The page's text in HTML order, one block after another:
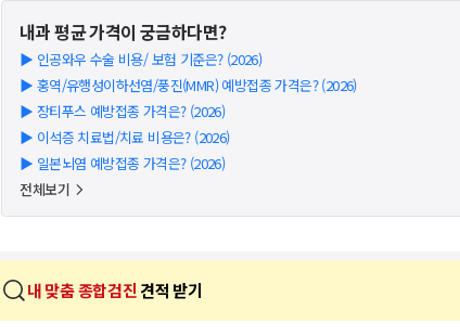
내과평균 가격이 궁금하다면?
▶ 인공와우 수술 비용/ 보험 기준은? (2026)
▶ 홍역/유행성이하선염/풍진(MMR) 예방접종 가격은? (2026)
▶ 장티푸스 예방접종 가격은? (2026)
▶ 이석증 치료법/치료 비용은? (2026)
▶ 일본뇌염 예방접종 가격은? (2026)
전체보기
내 맞춤 종합검진 견적 받기